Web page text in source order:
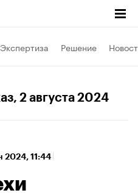
Экспертиза Решение
, 2 августа 2024
2024, 11:44